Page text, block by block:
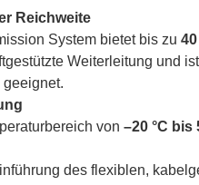
Reichweite
System bietet bis zu
Weiterleitung und
von–20 °C bis